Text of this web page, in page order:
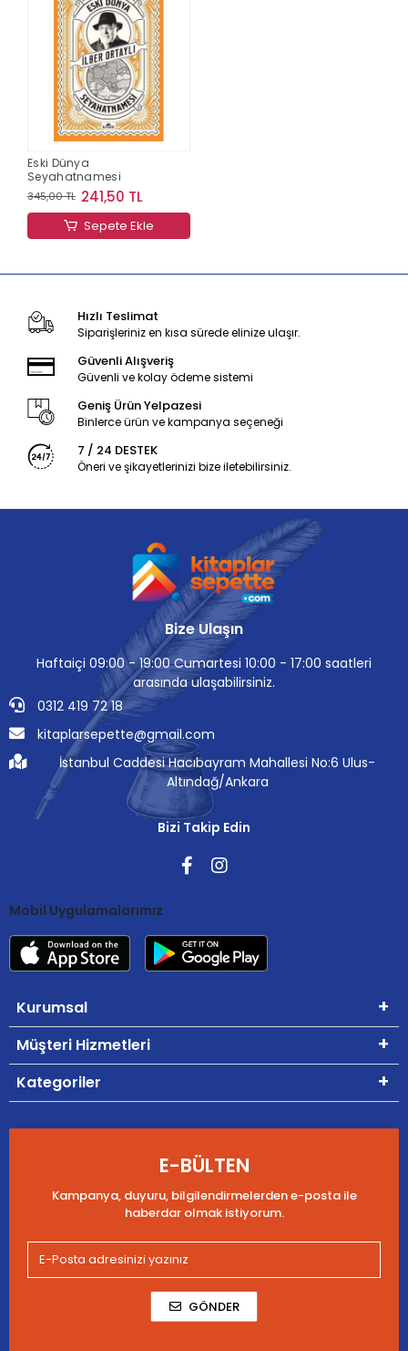
Eski Dünya
Seyahatnamesi
345,00 TL 241,50 TL
Sepete Ekle
Hızlı Teslimat
Siparişleriniz en kısa sürede elinize ulaşır.
Güvenli Alışveriş
Güvenli ve kolay ödeme sistemi
Geniş Ürün Yelpazesi
Binlerce ürün ve kampanya seçeneği
7 / 24 DESTEK
Öneri ve şikayetlerinizi bize iletebilirsiniz.
Bize Ulaşın
Haftaiçi 09:00 - 19:00 Cumartesi 10:00 - 17:00 saatleri
arasında ulaşabilirsiniz.
0312 419 72 18
kitaplarsepette@gmail.com
İstanbul Caddesi Hacıbayram Mahallesi No:6 Ulus-
Altındağ/Ankara
Bizi Takip Edin
Mobil Uygulamalarımız
Kurumsal
Müşteri Hizmetleri
Kategoriler
E-BÜLTEN
Kampanya, duyuru, bilgilendirmelerden e-posta ile
haberdar olmak istiyorum.
GÖNDER